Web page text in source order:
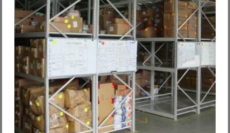
Remember Me
Log in with Facebook
Forgot your password?
Forgot your username?